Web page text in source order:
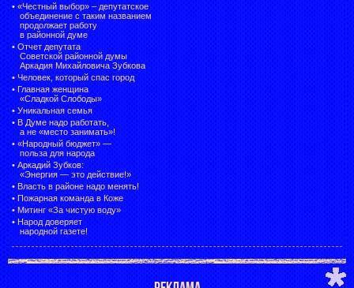
• «Честный выбор» – депутатское
объединение с таким названием
продолжает работу
в районной думе
• Отчет депутата
Советской районной думы
Аркадия Михайловича Зубкова
• Человек, который спас город
• Главная женщина
«Сладкой Слободы»
• Уникальная семья
• В Думе надо работать,
а не «место занимать»!
• «Народный бюджет» —
польза для народа
• Аркадий Зубков:
«Энергия — это действие!»
• Власть в районе надо менять!
• Пожарная команда в Коже
• Митинг «За чистую воду»
• Народ доверяет
народной газете!